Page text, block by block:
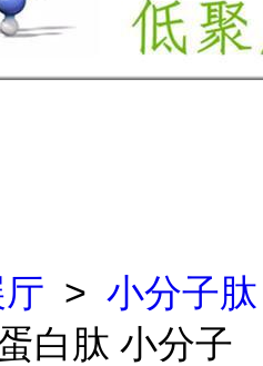
> 小分子肽
白肽 小分子